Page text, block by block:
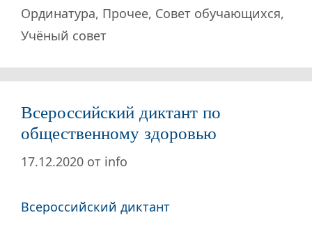
Ординатура, Прочее, Совет обучающихся,
Учёный совет
Всероссийский диктант по
общественному здоровью
17.12.2020 от info
Всероссийский диктант